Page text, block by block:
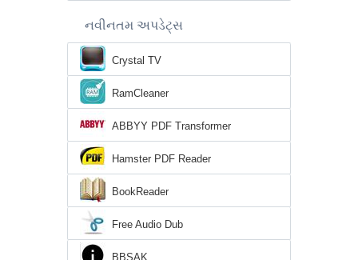
નવીનતમ અપડેટ્સ
Crystal TV
RamCleaner
ABBYY PDF Transformer
Hamster PDF Reader
BookReader
Free Audio Dub
BBSAK